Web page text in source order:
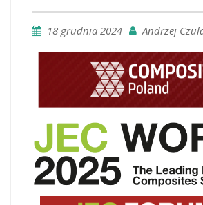
18 grudnia 2024 Andrzej